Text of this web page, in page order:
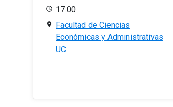
17:00
Facultad de Ciencias
Económicas y Administrativas
UC